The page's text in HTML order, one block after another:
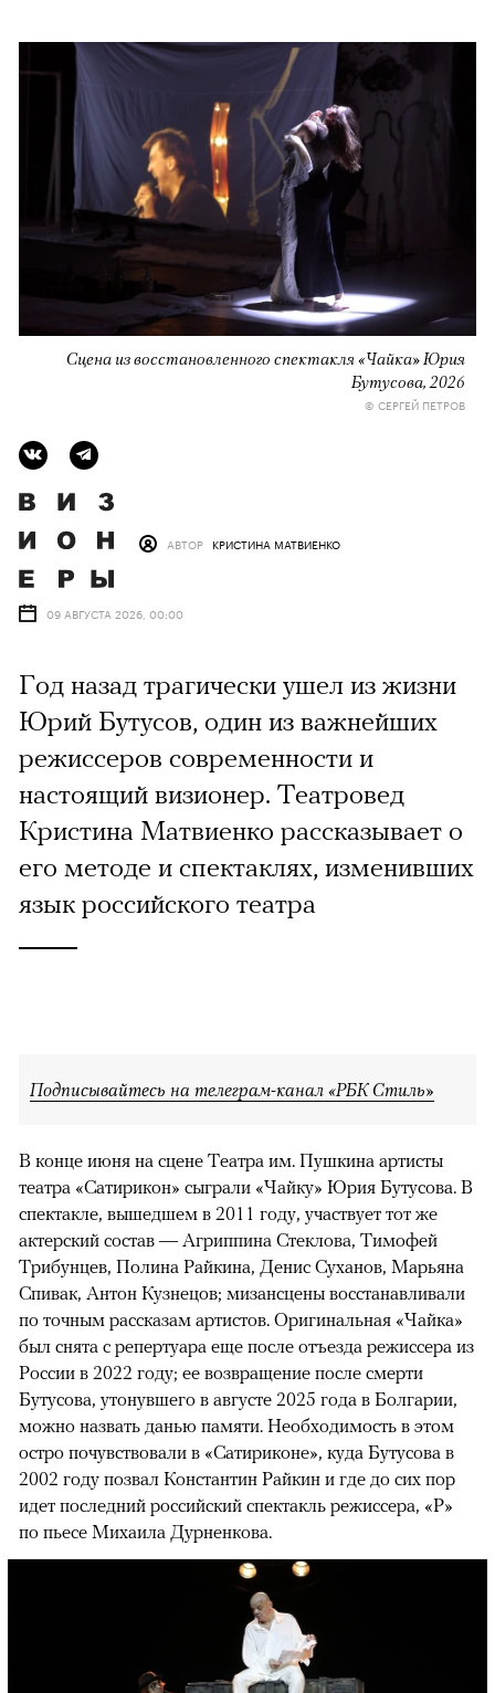
Сцена из восстановленного спектакля «Чайка» Юрия
Бутусова, 2026
© СЕРГЕЙ ПЕТРОВ
АВТОР КРИСТИНА МАТВИЕНКО
09 АВГУСТА 2026, 00:00
Год назад трагически ушел из жизни
Юрий Бутусов, один из важнейших
режиссеров современности и
настоящий визионер. Театровед
Кристина Матвиенко рассказывает о
его методе и спектаклях, изменивших
язык российского театра
Подписывайтесь на телеграм-канал «РБК Стиль»
В конце июня на сцене Театра им. Пушкина артисты
театра «Сатирикон» сыграли «Чайку» Юрия Бутусова. В
спектакле, вышедшем в 2011 году, участвует тот же
актерский состав — Агриппина Стеклова, Тимофей
Трибунцев, Полина Райкина, Денис Суханов, Марьяна
Спивак, Антон Кузнецов; мизансцены восстанавливали
по точным рассказам артистов. Оригинальная «Чайка»
был снята с репертуара еще после отъезда режиссера из
России в 2022 году; ее возвращение после смерти
Бутусова, утонувшего в августе 2025 года в Болгарии,
можно назвать данью памяти. Необходимость в этом
остро почувствовали в «Сатириконе», куда Бутусова в
2002 году позвал Константин Райкин и где до сих пор
идет последний российский спектакль режиссера, «Р»
по пьесе Михаила Дурненкова.